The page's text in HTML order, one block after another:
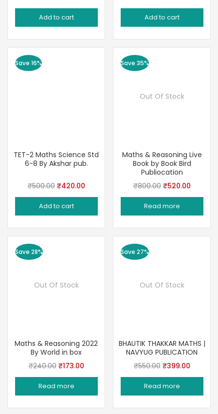
price
was:
price
Add to cart
price
was:
price
Add to cart
Save 16%
TET-2 Maths Science Std
6-8 By Akshar pub.
₹500.00 Original
price
was:
₹420.00Current
price
Add to cart
Save 35%
Out Of Stock
Maths & Reasoning Live
Book by Book Bird
Publiocation
₹800.00 Original
price
was:
₹520.00Current
price
Read more
Save 28%
Out Of Stock
Maths & Reasoning 2022
By World in box
₹240.00 Original
price
was:
₹173.00Current
price
Read more
Save 27%
Out Of Stock
BHAUTIK THAKKAR MATHS |
NAVYUG PUBLICATION
₹550.00 Original
price
was:
₹399.00Current
price
Read more